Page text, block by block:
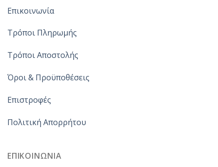
Επικοινωνία
Τρόποι Πληρωμής
Τρόποι Αποστολής
Όροι & Προϋποθέσεις
Επιστροφές
Πολιτική Απορρήτου
ΕΠΙΚΟΙΝΩΝΙΑ